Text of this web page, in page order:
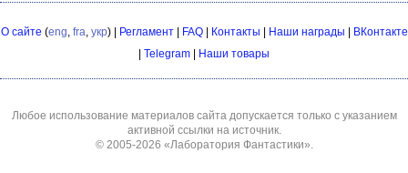
О сайте (eng, fra, укр) | Регламент| FAQ| Контакты Наши награды
ВКонтакте
Telegram Наши товары
Любое использование материалов сайта допускается только с указанием
активной ссылки на источник.
© 2005-2026 «Лаборатория Фантастики».